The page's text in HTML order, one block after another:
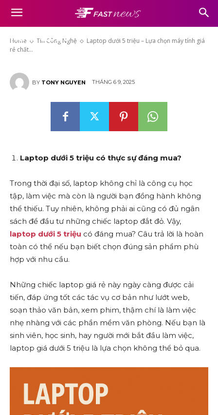
Home Tin Công Nghệ
Laptop dưới 5 triệu – Lựa chọn máy tính giá
rẻ chất...
Laptop dưới 5 triệu – Lựa chọn
máy tính giá rẻ chất lượng cho
năm 2025
BY TONY NGUYEN THÁNG 6 9, 2025
Laptop dưới 5 triệu có thực sự đáng mua?
Trong thời đại số, laptop không chỉ là công cụ học
tập, làm việc mà còn là người bạn đồng hành không
thể thiếu. Tuy nhiên, không phải ai cũng có đủ ngân
sách để đầu tư những chiếc laptop đắt đỏ. Vậy,
laptop dưới 5 triệu có đáng mua? Câu trả lời là hoàn
toàn có thể nếu bạn biết chọn đúng sản phẩm phù
hợp với nhu cầu.
Những chiếc laptop giá rẻ này ngày càng được cải
tiến, đáp ứng tốt các tác vụ cơ bản như lướt web,
soạn thảo văn bản, xem phim, thậm chí là làm việc
nhẹ nhàng với các phần mềm văn phòng. Nếu bạn là
sinh viên, học sinh, hay người mới bắt đầu làm việc,
laptop giá dưới 5 triệu là lựa chọn không thể bỏ qua.